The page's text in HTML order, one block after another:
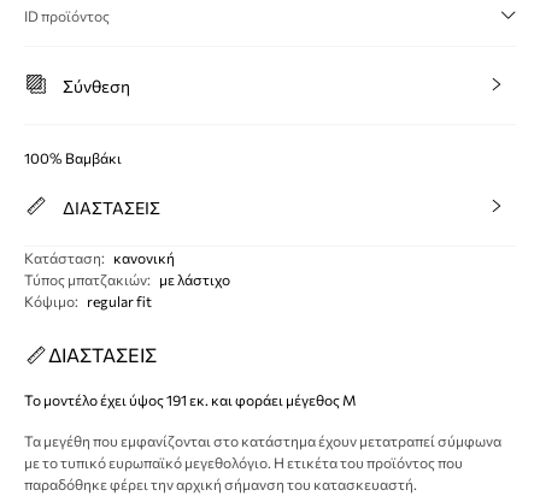
ID προϊόντος
Σύνθεση
100% Βαμβάκι
ΔΙΑΣΤΑΣΕΙΣ
Κατάσταση:
κανονική
Τύπος μπατζακιών:
με λάστιχο
Κόψιμο: regular fit
ΔΙΑΣΤΑΣΕΙΣ
Το μοντέλο έχει ύψος 191 εκ. και φοράει μέγεθος M
Τα μεγέθη που εμφανίζονται στο κατάστημα έχουν μετατραπεί σύμφωνα
με το τυπικό ευρωπαϊκό μεγεθολόγιο. Η ετικέτα του προϊόντος που
παραδόθηκε φέρει την αρχική σήμανση του κατασκευαστή.